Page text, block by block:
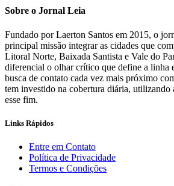
Sobre o Jornal Leia
Fundado por Laerton Santos em 2015, o
principal missão integrar as cidades que
Litoral Norte, Baixada Santista e Vale do
diferencial o olhar crítico que define a linha
busca de contato cada vez mais próximo
tem investido na cobertura diária, utilizando
esse fim.
Links Rápidos
Entre em Contato
Política de Privacidade
Termos e Condições